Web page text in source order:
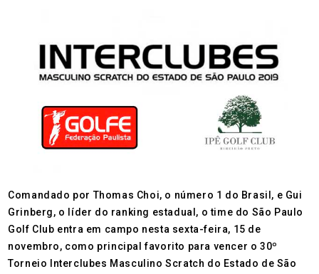
Comandado por Thomas Choi, o número 1 do Brasil, e Gui
Grinberg, o líder do ranking estadual, o time do São Paulo
Golf Club entra em campo nesta sexta-feira, 15 de
novembro, como principal favorito para vencer o 30º
Torneio Interclubes Masculino Scratch do Estado de São